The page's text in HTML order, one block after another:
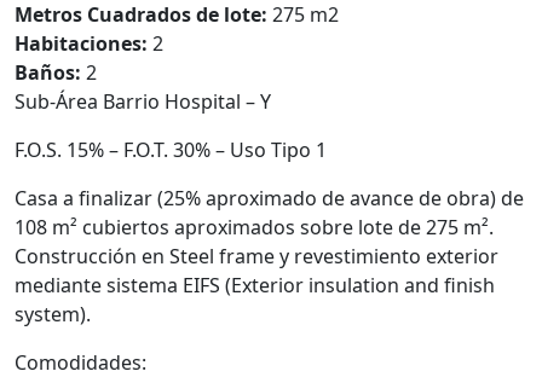
Metros Cuadrados de lote: 275 m2
Habitaciones: 2
Baños: 2
Sub-Área Barrio Hospital – Y
F.O.S. 15% – F.O.T. 30% – Uso Tipo 1
Casa a finalizar (25% aproximado de avance de obra) de
108 m² cubiertos aproximados sobre lote de 275 m².
Construcción en Steel frame y revestimiento exterior
mediante sistema EIFS (Exterior insulation and finish
system).
Comodidades: